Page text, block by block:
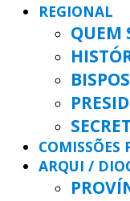
REGIONAL
QUEM
BISPOS
COMISSÕES
ARQUI /